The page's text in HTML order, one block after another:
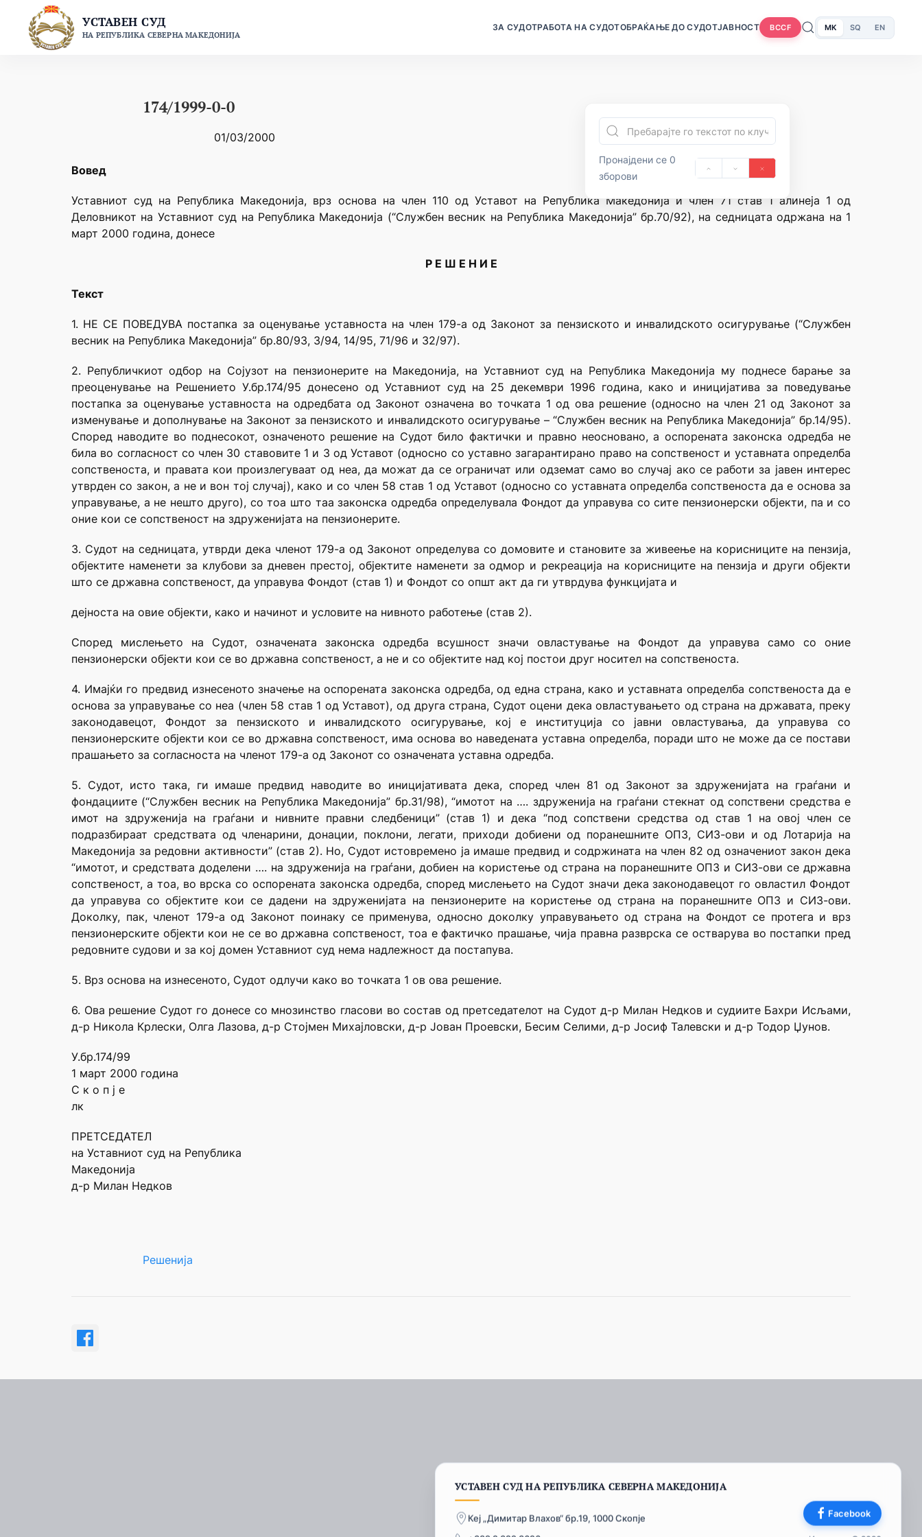
content
УСТАВЕН СУД
НА РЕПУБЛИКА СЕВЕРНА МАКЕДОНИЈА
ЗА СУДОТРАБОТА НА СУДОТОБРАЌАЊЕ ДО СУДОТЈАВНОСТ BCCF MK SQ EN
174/1999-0-0
01/03/2000
Пронајдени се 0
зборови
Вовед
Уставниот суд на Република Македонија, врз основа на член 110 од Уставот на Република Македонија и член 71 став 1 алинеја 1 од
Деловникот на Уставниот суд на Република Македонија (“Службен весник на Република Македонија” бр.70/92), на седницата одржана на 1
март 2000 година, донесе
Р Е Ш Е Н И Е
Текст
1. НЕ СЕ ПОВЕДУВА постапка за оценување уставноста на член 179-а од Законот за пензиското и инвалидското осигурување (“Службен
весник на Република Македонија” бр.80/93, 3/94, 14/95, 71/96 и 32/97).
2. Републичкиот одбор на Сојузот на пензионерите на Македонија, на Уставниот суд на Република Македонија му поднесе барање за
преоценување на Решението У.бр.174/95 донесено од Уставниот суд на 25 декември 1996 година, како и иницијатива за поведување
постапка за оценување уставноста на одредбата од Законот означена во точката 1 од ова решение (односно на член 21 од Законот за
изменување и дополнување на Законот за пензиското и инвалидското осигурување – “Службен весник на Република Македонија” бр.14/95).
Според наводите во поднесокот, означеното решение на Судот било фактички и правно неосновано, а оспорената законска одредба не
била во согласност со член 30 ставовите 1 и 3 од Уставот (односно со уставно загарантирано право на сопственост и уставната определба
сопственоста, и правата кои произлегуваат од неа, да можат да се ограничат или одземат само во случај ако се работи за јавен интерес
утврден со закон, а не и вон тој случај), како и со член 58 став 1 од Уставот (односно со уставната определба сопственоста да е основа за
управување, а не нешто друго), со тоа што таа законска одредба определувала Фондот да управува со сите пензионерски објекти, па и со
оние кои се сопственост на здруженијата на пензионерите.
3. Судот на седницата, утврди дека членот 179-а од Законот определува со домовите и становите за живеење на корисниците на пензија,
објектите наменети за клубови за дневен престој, објектите наменети за одмор и рекреација на корисниците на пензија и други објекти
што се државна сопственост, да управува Фондот (став 1) и Фондот со општ акт да ги утврдува функцијата и
дејноста на овие објекти, како и начинот и условите на нивното работење (став 2).
Според мислењето на Судот, означената законска одредба всушност значи овластување на Фондот да управува само со оние
пензионерски објекти кои се во државна сопственост, а не и со објектите над кој постои друг носител на сопственоста.
4. Имајќи го предвид изнесеното значење на оспорената законска одредба, од една страна, како и уставната определба сопственоста да е
основа за управување со неа (член 58 став 1 од Уставот), од друга страна, Судот оцени дека овластувањето од страна на државата, преку
законодавецот, Фондот за пензиското и инвалидското осигурување, кој е институција со јавни овластувања, да управува со
пензионерските објекти кои се во државна сопственост, има основа во наведената уставна определба, поради што не може да се постави
прашањето за согласноста на членот 179-а од Законот со означената уставна одредба.
5. Судот, исто така, ги имаше предвид наводите во иницијативата дека, според член 81 од Законот за здруженијата на граѓани и
фондациите (“Службен весник на Република Македонија” бр.31/98), “имотот на …. здруженија на граѓани стекнат од сопствени средства е
имот на здруженија на граѓани и нивните правни следбеници” (став 1) и дека “под сопствени средства од став 1 на овој член се
подразбираат средствата од членарини, донации, поклони, легати, приходи добиени од поранешните ОПЗ, СИЗ-ови и од Лотарија на
Македонија за редовни активности” (став 2). Но, Судот истовремено ја имаше предвид и содржината на член 82 од означениот закон дека
“имотот, и средствата доделени …. на здруженија на граѓани, добиен на користење од страна на поранешните ОПЗ и СИЗ-ови се државна
сопственост, а тоа, во врска со оспорената законска одредба, според мислењето на Судот значи дека законодавецот го овластил Фондот
да управува со објектите кои се дадени на здруженијата на пензионерите на користење од страна на поранешните ОПЗ и СИЗ-ови.
Доколку, пак, членот 179-а од Законот поинаку се применува, односно доколку управувањето од страна на Фондот се протега и врз
пензионерските објекти кои не се во државна сопственост, тоа е фактичко прашање, чија правна разврска се остварува во постапки пред
редовните судови и за кој домен Уставниот суд нема надлежност да постапува.
5. Врз основа на изнесеното, Судот одлучи како во точката 1 ов ова решение.
6. Ова решение Судот го донесе со мнозинство гласови во состав од претседателот на Судот д-р Милан Недков и судиите Бахри Исљами,
д-р Никола Крлески, Олга Лазова, д-р Стојмен Михајловски, д-р Јован Проевски, Бесим Селими, д-р Јосиф Талевски и д-р Тодор Џунов.
У.бр.174/99
1 март 2000 година
С к о п ј е
лк
ПРЕТСЕДАТЕЛ
на Уставниот суд на Република
Македонија
д-р Милан Недков
Решенија
УСТАВЕН СУД НА РЕПУБЛИКА СЕВЕРНА МАКЕДОНИЈА
Кеј „Димитар Влахов“ бр.19, 1000 Скопје
Facebook